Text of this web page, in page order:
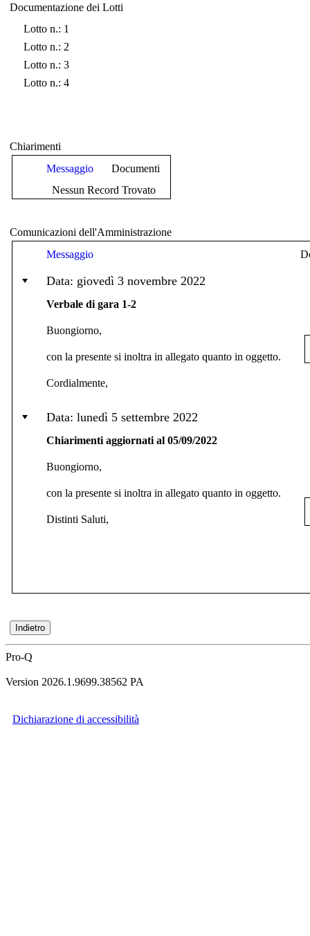
Documentazione dei Lotti
Lotto n.: 1
Lotto n.: 2
Lotto n.: 3
Lotto n.: 4
Chiarimenti
Messaggio
Documenti
Nessun Record Trovato
Comunicazioni dell'Amministrazione
Messaggio
Data: giovedì 3 novembre 2022
Verbale di gara 1-2
Buongiorno,
con la presente si inoltra in allegato quanto in oggetto.
Cordialmente,
Data: lunedì 5 settembre 2022
Chiarimenti aggiornati al 05/09/2022
Buongiorno,
con la presente si inoltra in allegato quanto in oggetto.
Distinti Saluti,
Pro-Q
Version 2026.1.9699.38562 PA
Dichiarazione di accessibilità